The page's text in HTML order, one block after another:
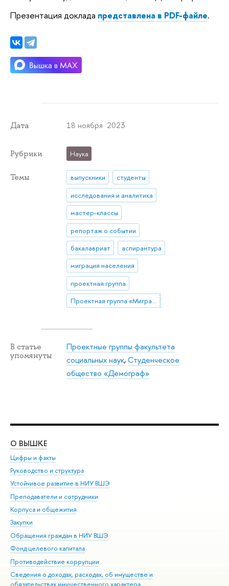
Презентация доклада представлена в PDF-файле.
Дата 18 ноября 2023
Рубрики Наука
Темы выпускники
студенты
исследования и аналитика
мастер-классы
репортаж о событии
бакалавриат
аспирантура
миграция населения
проектная группа
Проектная группа «Миграционные намерения жителей России (по данным анкетного опроса в 9 регионах)»
В статье
упомянуты
Проектные группы факультета
социальных наук,Студенческое
общество «Демограф»
О ВЫШКЕ
Цифры и факты
Руководство и структура
Устойчивое развитие в НИУ ВШЭ
Преподаватели и сотрудники
Корпуса и общежития
Закупки
Обращения граждан в НИУ ВШЭ
Фонд целевого капитала
Противодействие коррупции
Сведения о доходах, расходах, об имуществе и
обязательствах имущественного характера